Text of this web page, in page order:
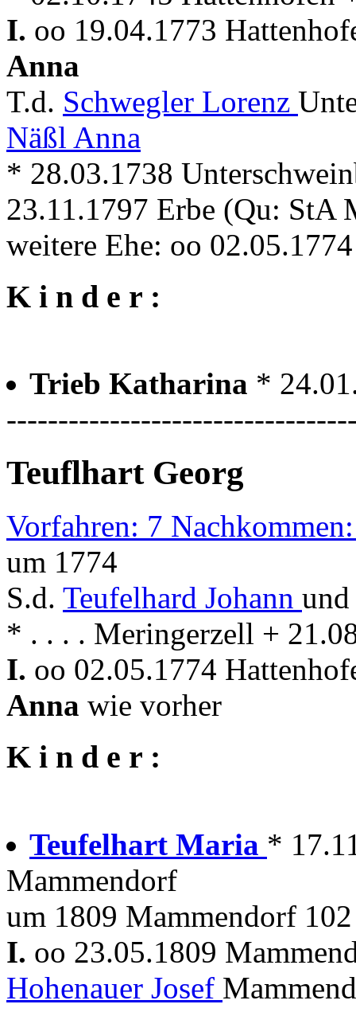
I. oo 19.04.1773
Anna
T.d. Schwegler Lorenz
Näßl Anna
* 28.03.1738
23.11.1797 Erbe (Qu: StA
weitere Ehe: oo
K i n d e r :
Trieb Katharina *
Teuflhart Georg
Vorfahren: 7
um 1774
S.d. Teufelhard Johann
* . . . . Meringerzell +
I. oo 02.05.1774
Anna wie vorher
K i n d e r :
Teufelhart Maria *
Mammendorf
um 1809 Mammendorf
I. oo 23.05.1809
Hohenauer Josef